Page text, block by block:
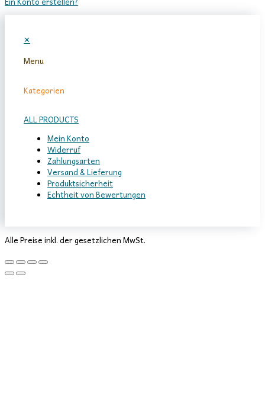
✕
Menu
Kategorien
ALL PRODUCTS
Mein Konto
Widerruf
Zahlungsarten
Versand & Lieferung
Produktsicherheit
Echtheit von Bewertungen
Alle Preise inkl. der gesetzlichen MwSt.